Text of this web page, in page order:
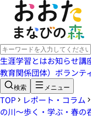
生涯学習とはお知らせ講
教育関係団体） ボランテ
検索 メニュー
TOP レポート・コラム
の川～歩く・学ぶ・春の